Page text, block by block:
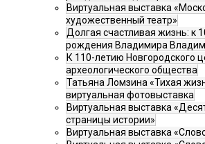
Виртуальная выставка
художественный театр»
Долгая счастливая жизнь: к
рождения Владимира
К 110-летию Новгородского
археологического общества
Татьяна Ломзина «Тихая
виртуальная фотовыставка
Виртуальная выставка
страницы истории»
Виртуальная выставка